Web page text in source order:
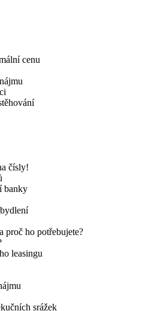
cenu
čísly!
banky
proč ho potřebujete?
leasingu
srážek